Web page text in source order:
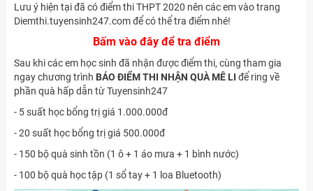
Lưu ý hiện tại đã có điểm thi THPT 2020 nên các em vào trang
Diemthi.tuyensinh247.com để có thể tra điểm nhé!
Bấm vào đây để tra điểm
Sau khi các em học sinh đã nhận được điểm thi, cùng tham gia
ngay chương trình BÁO ĐIỂM THI NHẬN QUÀ MÊ LI để ring về
phần quà hấp dẫn từ Tuyensinh247
- 5 suất học bổng trị giá 1.000.000đ
- 20 suất học bổng trị giá 500.000đ
- 150 bộ quà sinh tồn (1 ô + 1 áo mưa + 1 bình nước)
- 100 bộ quà học tập (1 sổ tay + 1 loa Bluetooth)